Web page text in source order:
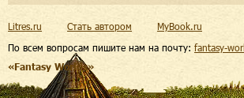
По всем вопросам пишите нам на почту: fantasy-
«Fantasy Worlds»
Litres.ru Стать автором MyBook.ru